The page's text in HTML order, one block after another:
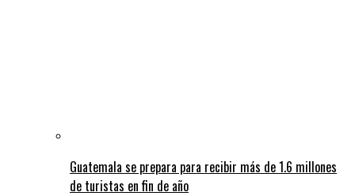
Guatemala se prepara para recibir más de 1.6 millones
de turistas en fin de año